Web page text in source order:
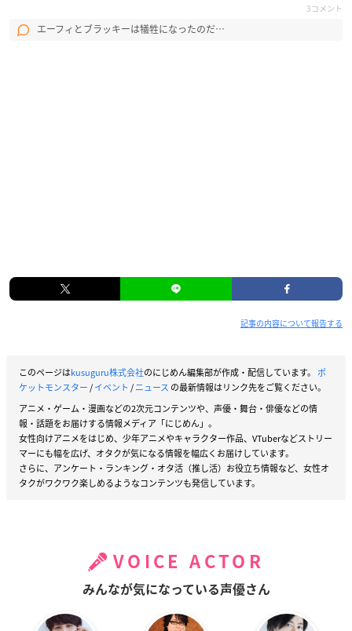
3コメント
エーフィとブラッキーは犠牲になったのだ…
記事の内容について報告する
このページはkusuguru株式会社のにじめん編集部が作成・配信しています。 ポ
ケットモンスター/イベント /ニュース の最新情報はリンク先をご覧ください。
アニメ・ゲーム・漫画などの2次元コンテンツや、声優・舞台・俳優などの情
報・話題をお届けする情報メディア「にじめん」。
女性向けアニメをはじめ、少年アニメやキャラクター作品、VTuberなどストリー
マーにも幅を広げ、オタクが気になる情報を幅広くお届けしています。
さらに、アンケート・ランキング・オタ活（推し活）お役立ち情報など、女性オ
タクがワクワク楽しめるようなコンテンツも発信しています。
VOICE ACTOR
みんなが気になっている声優さん